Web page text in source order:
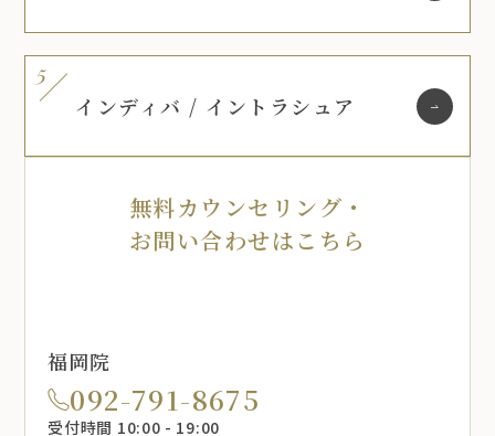
インディバ / イントラシュア
無料カウンセリング・
お問い合わせはこちら
福岡院
092-791-8675
受付時間 10:00 - 19:00